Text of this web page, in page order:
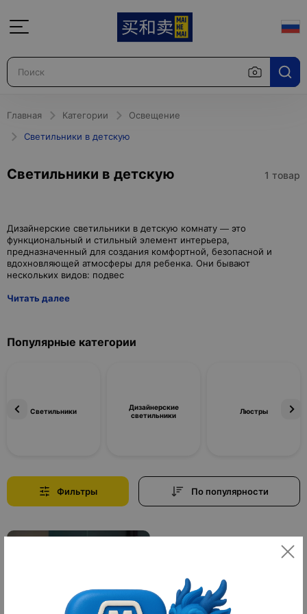
Главная Категории
Освещение
Светильники в детскую
Светильники в детскую 1 товар
Дизайнерские светильники в детскую комнату — это
функциональный и стильный элемент интерьера,
предназначенный для создания комфортной, безопасной и
вдохновляющей атмосферы для ребенка. Они бывают
Читать далее
Популярные категории
Светильники
Дизайнерские
светильники
Люстры
Фильтры По популярности